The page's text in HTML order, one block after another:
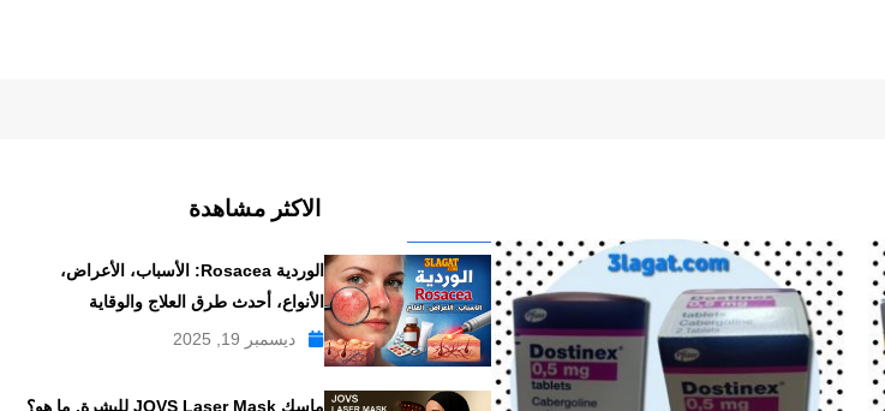
الاكثر مشاهدة
الوردية Rosacea: الأسباب، الأعراض،
الأنواع، أحدث طرق العلاج والوقاية
ديسمبر 19, 2025
ماسك JOVS Laser Mask للبشرة, ما هو؟